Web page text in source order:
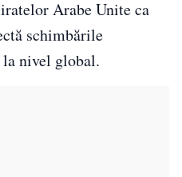
Arabe Unite ca
schimbările
nivel global.